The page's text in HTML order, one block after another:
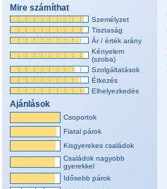
Mire számíthat
Személyzet
Tisztaság
Ár / érték arány
Kényelem
(szoba)
Szolgáltatások
Étkezés
Elhelyezkedés
Ajánlások
Csoportok
Fiatal párok
Kisgyerekes családok
Családok nagyobb
gyerekkel
Idősebb párok